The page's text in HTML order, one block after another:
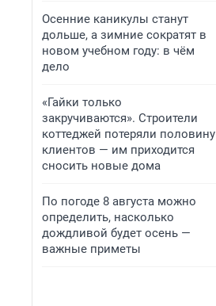
Осенние каникулы станут
дольше, а зимние сократят в
новом учебном году: в чём
дело
«Гайки только
закручиваются». Строители
коттеджей потеряли половину
клиентов — им приходится
сносить новые дома
По погоде 8 августа можно
определить, насколько
дождливой будет осень —
важные приметы